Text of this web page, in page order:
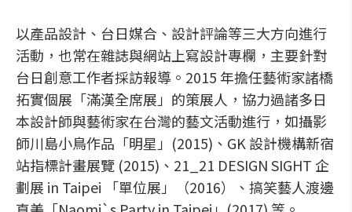
以產品設計、台日媒合、設計評論等三大方向進行
活動，也常在雜誌與網站上寫設計專欄，主要針對
台日創意工作者採訪報導。2015 年擔任藝術家諸橋
拓實個展「滿漢全席展」的策展人，協力過諸多日
本設計師與藝術家在台灣的藝文活動進行，如攝影
師川島小鳥作品「明星」(2015)、GK 設計機構新宿
站指標計畫展覽 (2015)、21_21 DESIGN SIGHT 企
劃展 in Taipei 「單位展」（2016）、搞笑藝人渡邊